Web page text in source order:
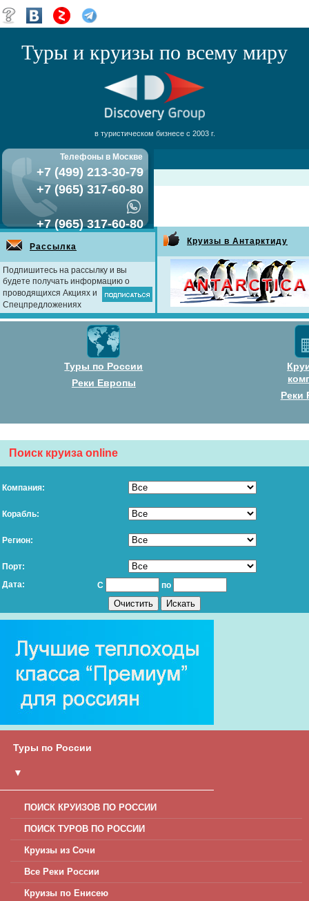
Туры и круизы по всему миру
в туристическом бизнесе с 2003 г.
Телефоны в Москве
+7 (499) 213-30-79
+7 (965) 317-60-80
+7 (965) 317-60-80
Рассылка
Подпишитесь на рассылку и вы
будете получать информацию о
проводящихся Акциях и
Спецпредложениях
Круизы в Антарктиду
Туры по России
Реки Европы
Реки
Поиск круиза online
Компания:
Корабль:
Регион:
Порт:
Дата:
С по
Туры по России
▼
ПОИСК КРУИЗОВ ПО РОССИИ
ПОИСК ТУРОВ ПО РОССИИ
Круизы из Сочи
Все Реки России
Круизы по Енисею